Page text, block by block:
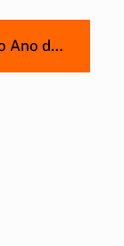
Ano de